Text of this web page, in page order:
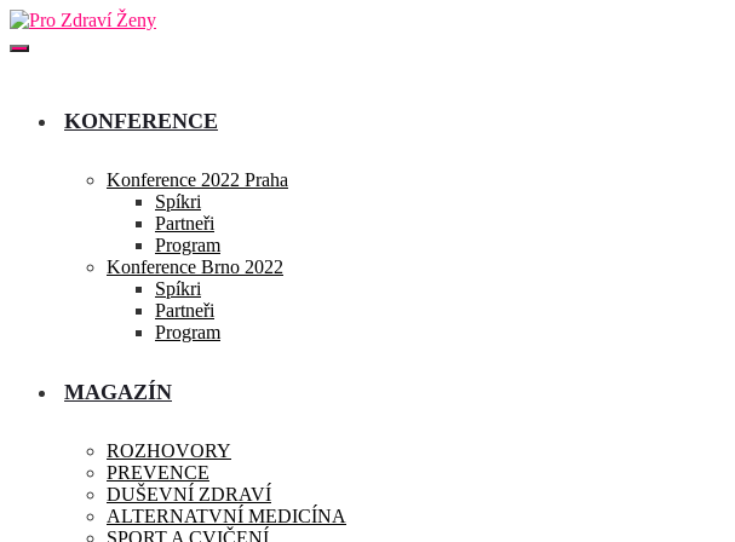
KONFERENCE
Konference 2022 Praha
Spíkri
Partneři
Program
Konference Brno 2022
Spíkri
Partneři
Program
MAGAZÍN
ROZHOVORY
PREVENCE
DUŠEVNÍ ZDRAVÍ
ALTERNATVNÍ MEDICÍNA
SPORT A CVIČENÍ